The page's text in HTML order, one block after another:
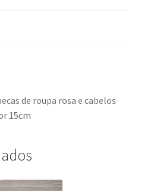
de roupa rosa e cabelos
15cm